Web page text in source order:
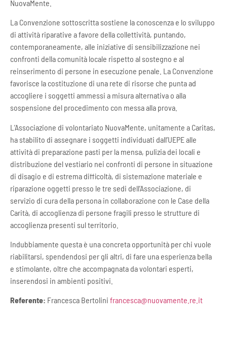
NuovaMente.
La Convenzione sottoscritta sostiene la conoscenza e lo sviluppo
di attività riparative a favore della collettività, puntando,
contemporaneamente, alle iniziative di sensibilizzazione nei
confronti della comunità locale rispetto al sostegno e al
reinserimento di persone in esecuzione penale. La Convenzione
favorisce la costituzione di una rete di risorse che punta ad
accogliere i soggetti ammessi a misura alternativa o alla
sospensione del procedimento con messa alla prova.
L’Associazione di volontariato NuovaMente, unitamente a Caritas,
ha stabilito di assegnare i soggetti individuati dall’UEPE alle
attività di preparazione pasti per la mensa, pulizia dei locali e
distribuzione del vestiario nei confronti di persone in situazione
di disagio e di estrema difficoltà, di sistemazione materiale e
riparazione oggetti presso le tre sedi dell’Associazione, di
servizio di cura della persona in collaborazione con le Case della
Carità, di accoglienza di persone fragili presso le strutture di
accoglienza presenti sul territorio.
Indubbiamente questa è una concreta opportunità per chi vuole
riabilitarsi, spendendosi per gli altri, di fare una esperienza bella
e stimolante, oltre che accompagnata da volontari esperti,
inserendosi in ambienti positivi.
Referente: Francesca Bertolini francesca@nuovamente.re.it